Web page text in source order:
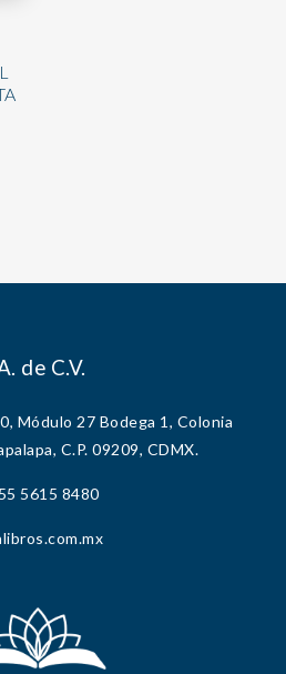
de C.V.
Módulo 27 Bodega 1, Colonia
C.P. 09209, CDMX.
5615 8480